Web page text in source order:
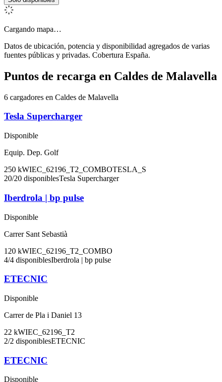
Cargando mapa…
Datos de ubicación, potencia y disponibilidad agregados de varias
fuentes públicas y privadas. Cobertura España.
Puntos de recarga en Caldes de Malavella
6 cargadores en Caldes de Malavella
Tesla Supercharger
Disponible
Equip. Dep. Golf
250 kWIEC_62196_T2_COMBOTESLA_S
20/20 disponiblesTesla Supercharger
Iberdrola | bp pulse
Disponible
Carrer Sant Sebastià
120 kWIEC_62196_T2_COMBO
4/4 disponiblesIberdrola | bp pulse
ETECNIC
Disponible
Carrer de Pla i Daniel 13
22 kWIEC_62196_T2
2/2 disponiblesETECNIC
ETECNIC
Disponible